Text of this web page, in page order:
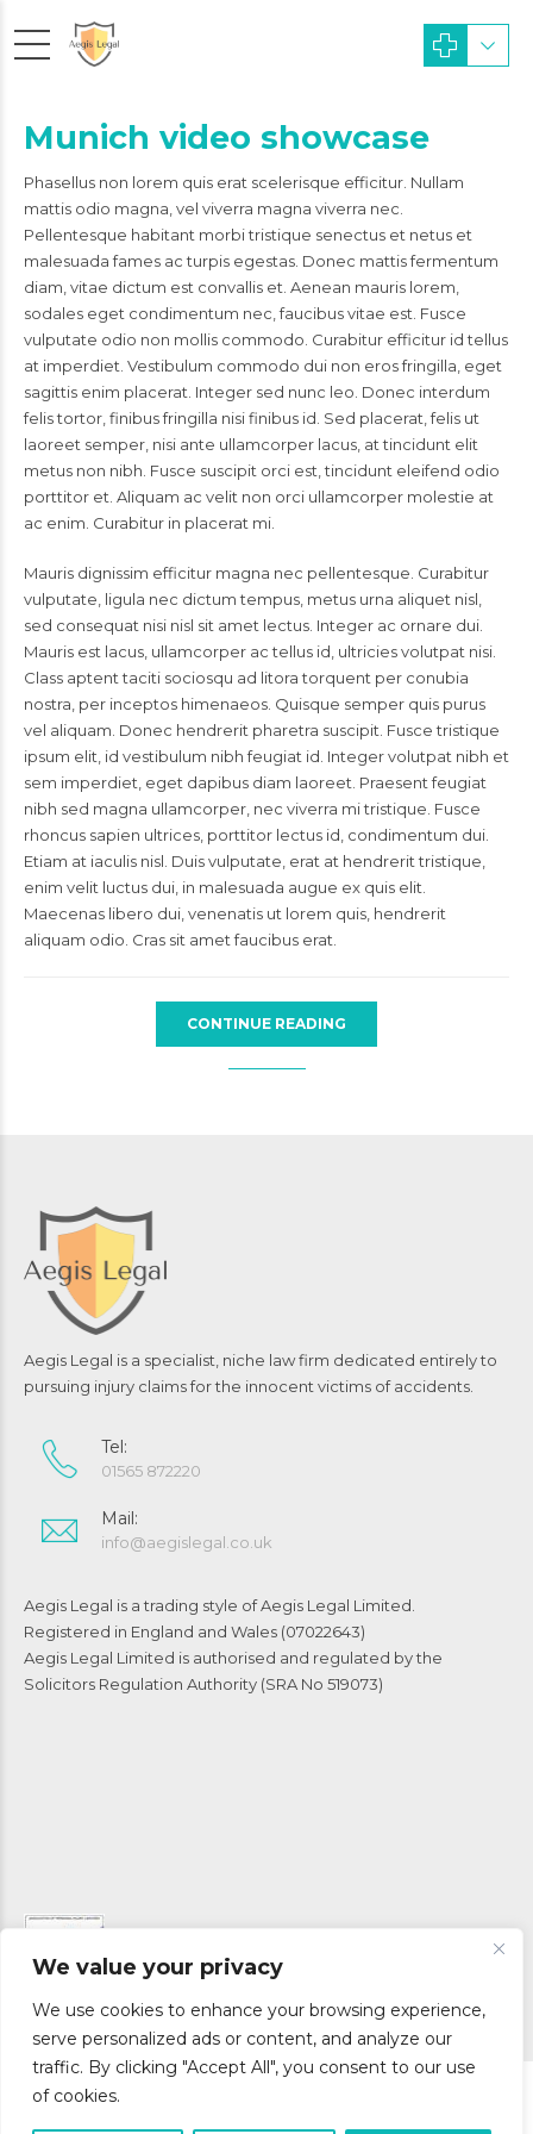
We value your privacy
We use cookies to enhance your browsing experience,
serve personalized ads or content, and analyze our
traffic. By clicking "Accept All", you consent to our use
of cookies.
Munich video showcase
Phasellus non lorem quis erat scelerisque efficitur. Nullam
mattis odio magna, vel viverra magna viverra nec.
Pellentesque habitant morbi tristique senectus et netus et
malesuada fames ac turpis egestas. Donec mattis fermentum
diam, vitae dictum est convallis et. Aenean mauris lorem,
sodales eget condimentum nec, faucibus vitae est. Fusce
vulputate odio non mollis commodo. Curabitur efficitur id tellus
at imperdiet. Vestibulum commodo dui non eros fringilla, eget
sagittis enim placerat. Integer sed nunc leo. Donec interdum
felis tortor, finibus fringilla nisi finibus id. Sed placerat, felis ut
laoreet semper, nisi ante ullamcorper lacus, at tincidunt elit
metus non nibh. Fusce suscipit orci est, tincidunt eleifend odio
porttitor et. Aliquam ac velit non orci ullamcorper molestie at
ac enim. Curabitur in placerat mi.
Mauris dignissim efficitur magna nec pellentesque. Curabitur
vulputate, ligula nec dictum tempus, metus urna aliquet nisl,
sed consequat nisi nisl sit amet lectus. Integer ac ornare dui.
Mauris est lacus, ullamcorper ac tellus id, ultricies volutpat nisi.
Class aptent taciti sociosqu ad litora torquent per conubia
nostra, per inceptos himenaeos. Quisque semper quis purus
vel aliquam. Donec hendrerit pharetra suscipit. Fusce tristique
ipsum elit, id vestibulum nibh feugiat id. Integer volutpat nibh et
sem imperdiet, eget dapibus diam laoreet. Praesent feugiat
nibh sed magna ullamcorper, nec viverra mi tristique. Fusce
rhoncus sapien ultrices, porttitor lectus id, condimentum dui.
Etiam at iaculis nisl. Duis vulputate, erat at hendrerit tristique,
enim velit luctus dui, in malesuada augue ex quis elit.
Maecenas libero dui, venenatis ut lorem quis, hendrerit
aliquam odio. Cras sit amet faucibus erat.
CONTINUE READING
Aegis Legal is a specialist, niche law firm dedicated entirely to
pursuing injury claims for the innocent victims of accidents.
Tel:
01565 872220
Mail:
info@aegislegal.co.uk
Aegis Legal is a trading style of Aegis Legal Limited.
Registered in England and Wales (07022643)
Aegis Legal Limited is authorised and regulated by the
Solicitors Regulation Authority (SRA No 519073)
© 2024 Aegis Legal Limited, George House, Mallory Yard,